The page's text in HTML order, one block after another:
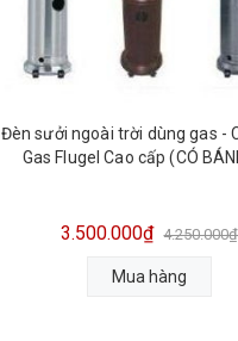
Đèn sưởi ngoài trời dùng gas - Cây Sưởi
Gas Flugel Cao cấp (CÓ
3.500.000₫ 4.250.000₫
Mua hàng